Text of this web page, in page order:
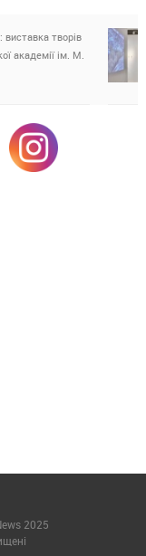
виставка творів
академії ім. М.
2025